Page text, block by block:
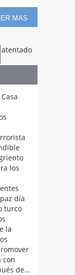
MAS
los
día
turco
la
con
de…
el